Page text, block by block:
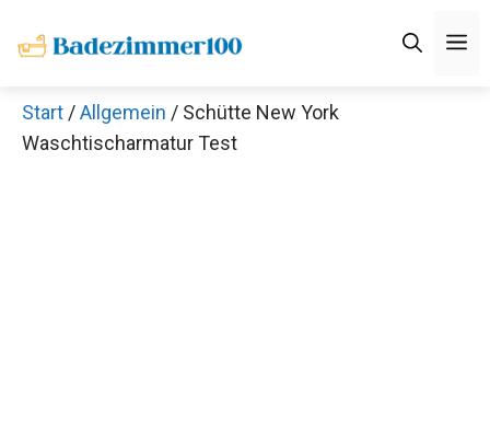
Inhalt
Start /Allgemein / Schütte New York
Waschtischarmatur Test